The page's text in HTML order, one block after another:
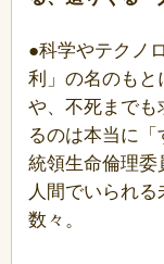
●科学やテクノ
利」の名のもと
や、不死までも
るのは本当に
統領生命倫理委
人間でいられ
数々。